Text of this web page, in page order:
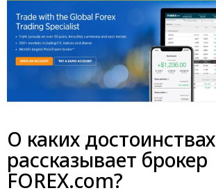
О каких достоинствах
рассказывает брокер
FOREX.com?